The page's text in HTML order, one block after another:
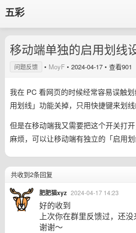
五彩
移动端单独的启用划线
问题反馈 • MoyF • 2024-04-17 • 查看901
我在 PC 看网页的时候经常容易误触
用划线」功能关掉，只用快捷键来划线
但是在移动端我又需要把这个开关打
麻烦，可以让移动端有独立的「启用划
共收到2条回复
肥肥猫xyz 2024-04-17 14:23
好的收到
上次你在群里反馈过，还
谢谢～